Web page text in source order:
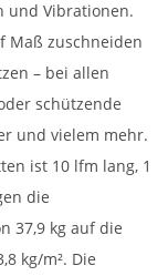
und Vibrationen.
Maß zuschneiden
– bei allen
schützende
und vielem mehr.
ist 10 lfm lang, 1
die
37,9 kg auf die
kg/m². Die